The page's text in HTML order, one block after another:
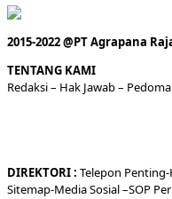
2015-2022 @PT Agrapana
TENTANG KAMI
Redaksi– Hak Jawab –
DIREKTORI: Telepon Penting-
Sitemap-Media Sosial –SOP